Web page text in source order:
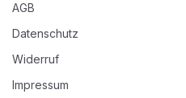
AGB
Datenschutz
Widerruf
Impressum